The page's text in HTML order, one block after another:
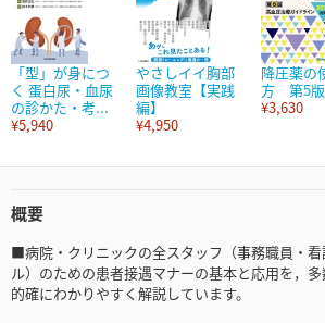
「型」が身につ
く 蛋白尿・血尿
の診かた・考...
¥5,940
やさしイイ胸部
画像教室【実践
編】
¥4,950
降圧薬の
方 第5版
¥3,630
概要
■病院・クリニックの全スタッフ（事務職員・看
ル）のための患者接遇マナーの基本と応用を，
的確にわかりやすく解説しています。